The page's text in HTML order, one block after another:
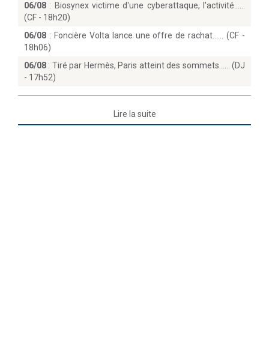
06/08 : Biosynex victime d'une cyberattaque, l'activité...
(CF - 18h20)
06/08 : Foncière Volta lance une offre de rachat...… (CF -
18h06)
06/08 : Tiré par Hermès, Paris atteint des sommets...… (DJ
- 17h52)
Lire la suite